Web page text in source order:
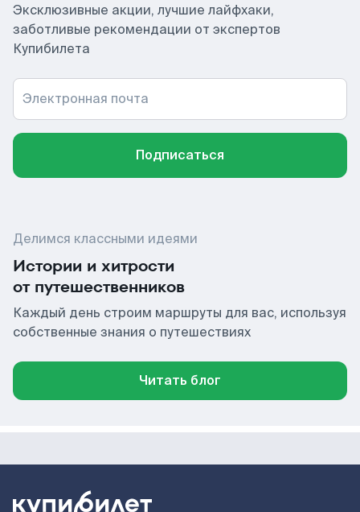
Эксклюзивные акции, лучшие лайфхаки,
заботливые рекомендации от экспертов
Купибилета
Электронная почта
Подписаться
Делимся классными идеями
Истории и хитрости
от путешественников
Каждый день строим маршруты для вас, используя
собственные знания о путешествиях
Читать блог